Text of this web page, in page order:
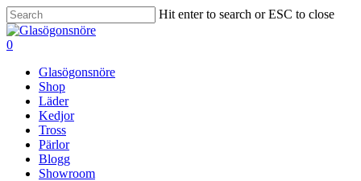
Skip
to
main
Hit enter to search or ESC to close
Close
Search
search
0
Glasögonsnöre
Shop
Läder
Kedjor
Tross
Pärlor
Blogg
Showroom